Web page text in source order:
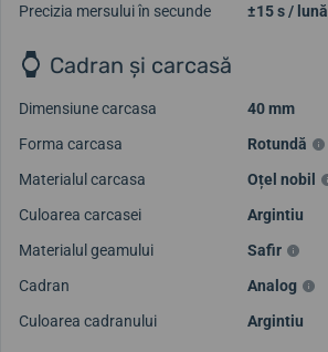
Precizia mersului în secunde
±15 s / lună
Cadran și carcasă
Dimensiune carcasa
40 mm
Forma carcasa
Rotundă
Materialul carcasa
Oțel nobil
Culoarea carcasei
Argintiu
Materialul geamului
Safir
Cadran
Analog
Culoarea cadranului
Argintiu